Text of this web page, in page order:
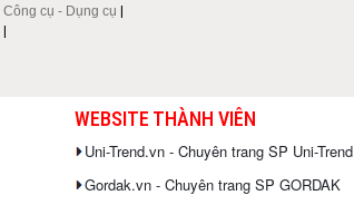
Công cụ - Dụng cụ |
|
WEBSITE THÀNH VIÊN
Uni-Trend.vn - Chuyên trang SP Uni-Trend
Gordak.vn - Chuyên trang SP GORDAK